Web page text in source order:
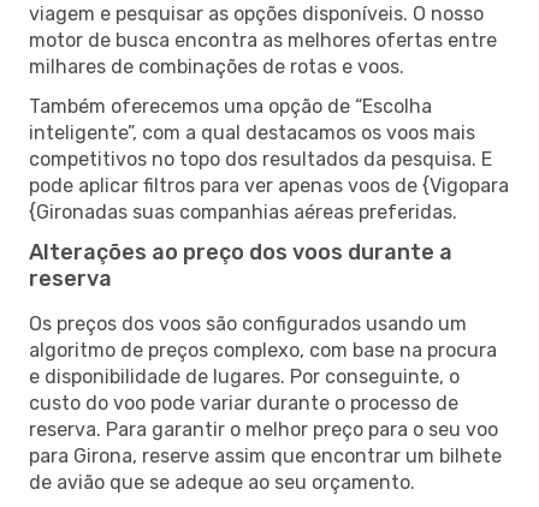
viagem e pesquisar as opções disponíveis. O nosso
motor de busca encontra as melhores ofertas entre
milhares de combinações de rotas e voos.
Também oferecemos uma opção de “Escolha
inteligente”, com a qual destacamos os voos mais
competitivos no topo dos resultados da pesquisa. E
pode aplicar filtros para ver apenas voos de {Vigopara
{Gironadas suas companhias aéreas preferidas.
Alterações ao preço dos voos durante a
reserva
Os preços dos voos são configurados usando um
algoritmo de preços complexo, com base na procura
e disponibilidade de lugares. Por conseguinte, o
custo do voo pode variar durante o processo de
reserva. Para garantir o melhor preço para o seu voo
para Girona, reserve assim que encontrar um bilhete
de avião que se adeque ao seu orçamento.